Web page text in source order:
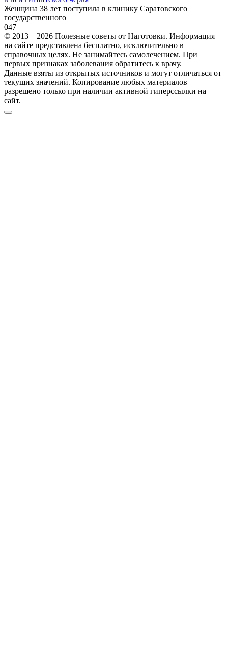
Женщина 38 лет поступила в клинику Саратовского
государственного
047
© 2013 – 2026 Полезные советы от Наготовки. Информация
на сайте представлена бесплатно, исключительно в
справочных целях. Не занимайтесь самолечением. При
первых признаках заболевания обратитесь к врачу.
Данные взяты из открытых источников и могут отличаться от
текущих значений. Копирование любых материалов
разрешено только при наличии активной гиперссылки на
сайт.